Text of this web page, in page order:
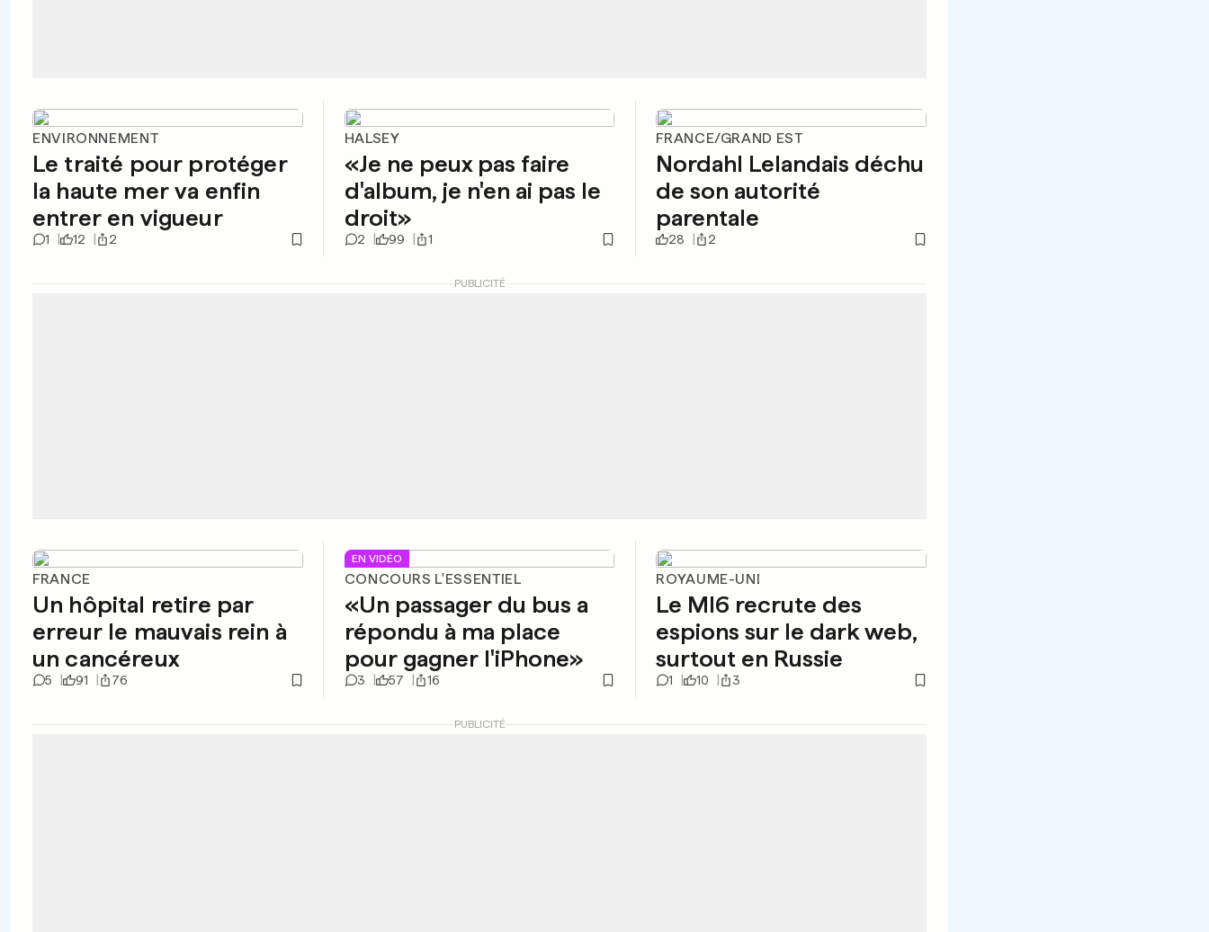
ENVIRONNEMENT
Le traité pour protéger
la haute mer va enfin
entrer en vigueur
1 12 2
HALSEY
«Je ne peux pas faire
d'album, je n'en ai pas le
droit»
2 99 1
FRANCE/GRAND EST
Nordahl Lelandais déchu
de son autorité
parentale
28 2
PUBLICITÉ
FRANCE
Un hôpital retire par
erreur le mauvais rein à
un cancéreux
5 91 76
EN VIDÉO
CONCOURS L'ESSENTIEL
«Un passager du bus a
répondu à ma place
pour gagner l'iPhone»
3 57 16
ROYAUME-UNI
Le MI6 recrute des
espions sur le dark web,
surtout en Russie
1 10 3
PUBLICITÉ